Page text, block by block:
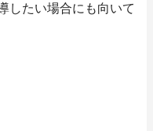
したい場合にも向いて